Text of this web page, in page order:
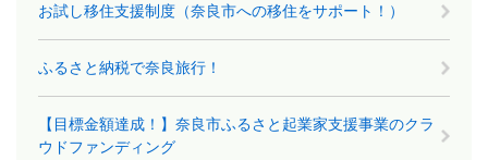
お試し移住支援制度（奈良市への移住をサポート！）
ふるさと納税で奈良旅行！
【目標金額達成！】奈良市ふるさと起業家支援事業のクラ
ウドファンディング